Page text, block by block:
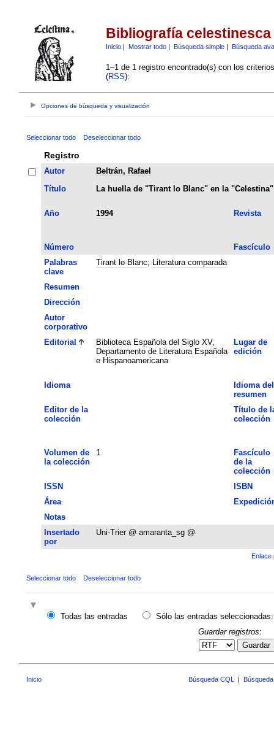
Bibliografía celestinesca
Inicio| Mostrar todo| Búsqueda simple| Búsqueda
1–1 de 1 registro encontrado(s) con los
(RSS):
Opciones de búsqueda y visualización
Seleccionar todo Deseleccionar todo
Registro
Autor
Beltrán, Rafael
Título
La huella de "Tirant lo Blanc" en la "Celestina"
Año 1994 Revista
Número
Fascículo
Palabras
clave
Tirant lo Blanc; Literatura comparada
Resumen
Dirección
Autor
corporativo
Editorial
Biblioteca Española del Siglo XV,
Departamento de Literatura Española
e Hispanoamericana
Lugar de
edición
Idioma
Idioma del
resumen
Editor de la
colección
Título de
colección
Volumen de
la colección
1
Fascículo
de la
colección
ISSN
ISBN
Área
Notas
Insertado
por
Uni-Trier @ amaranta_sg @
Enlace
Seleccionar todo Deseleccionar todo
Todas las entradas
Sólo las entradas seleccionadas:
Guardar registros:
Guardar
Inicio Búsqueda CQL